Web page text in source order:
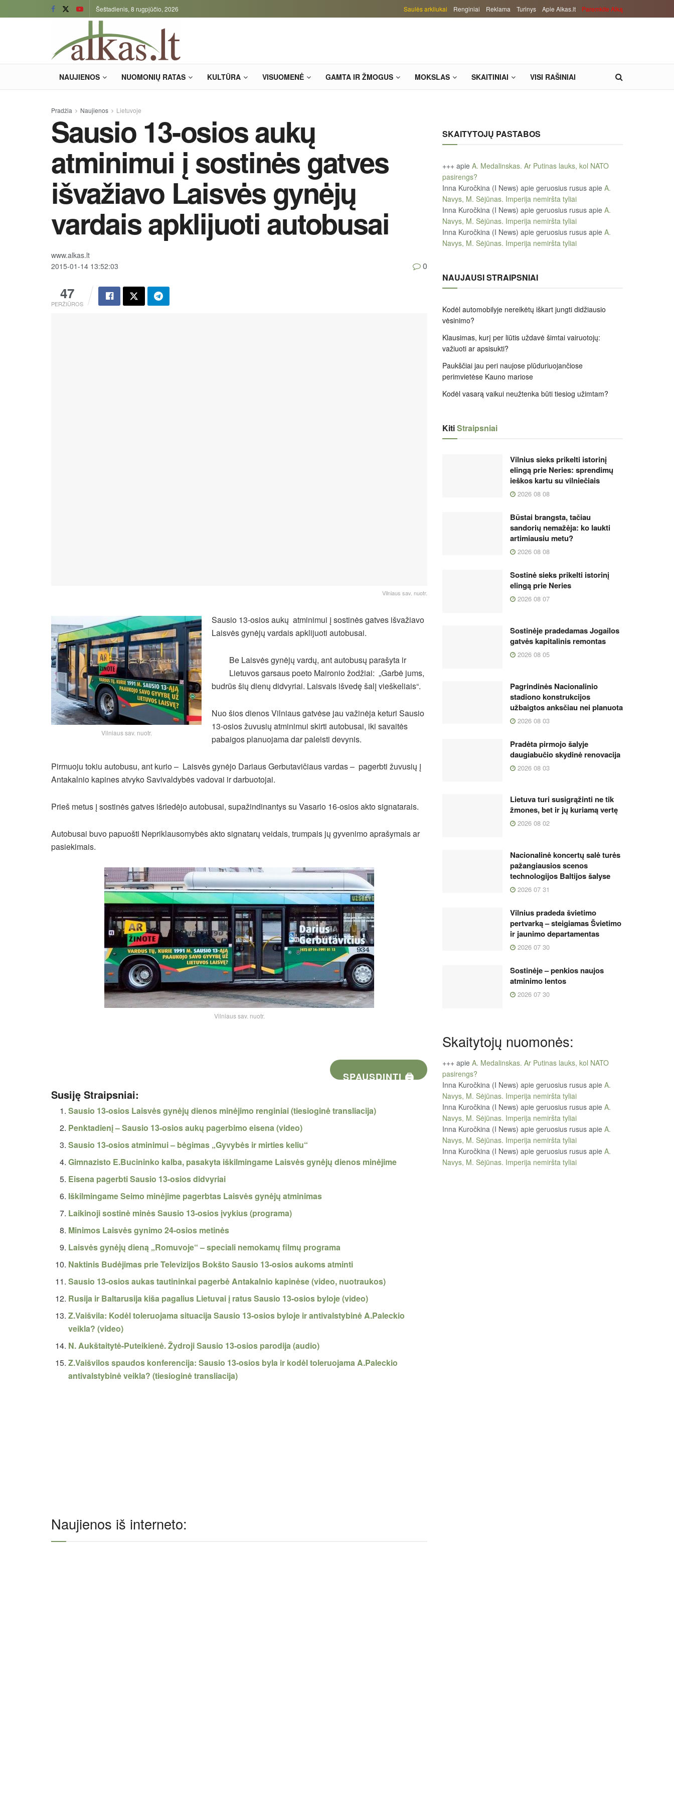
Šeštadienis, 8 rugpjūčio, 2026 Saulės arkliukai Renginiai Reklama Turinys Apie Alkas.lt Paremkite Alką
NAUJIENOS NUOMONIŲ RATAS KULTŪRA VISUOMENĖ GAMTA IR ŽMOGUS MOKSLAS SKAITINIAI VISI RAŠINIAI
Pradžia Naujienos Lietuvoje
Sausio 13-osios aukų
atminimui į sostinės gatves
išvažiavo Laisvės gynėjų
vardais apklijuoti autobusai
www.alkas.lt
2015-01-14 13:52:03
47
PERŽIŪROS
0
Vilniaus sav. nuotr.
Vilniaus sav. nuotr.
Sausio 13-osios aukų atminimui į sostinės gatves išvažiavo
Laisvės gynėjų vardais apklijuoti autobusai.
Be Laisvės gynėjų vardų, ant autobusų parašyta ir
Lietuvos garsaus poeto Maironio žodžiai: „Garbė jums,
budrūs šių dienų didvyriai. Laisvais išvedę šalį vieškeliais“.
Nuo šios dienos Vilniaus gatvėse jau važinėja keturi Sausio
13-osios žuvusių atminimui skirti autobusai, iki savaitės
pabaigos planuojama dar paleisti devynis.
Pirmuoju tokiu autobusu, ant kurio – Laisvės gynėjo Dariaus Gerbutavičiaus vardas – pagerbti žuvusių į
Antakalnio kapines atvyko Savivaldybės vadovai ir darbuotojai.
Prieš metus į sostinės gatves išriedėjo autobusai, supažindinantys su Vasario 16-osios akto signatarais.
Autobusai buvo papuošti Nepriklausomybės akto signatarų veidais, trumpais jų gyvenimo aprašymais ar
pasiekimais.
Vilniaus sav. nuotr.
SPAUSDINTI 🖨
Susiję Straipsniai:
Sausio 13-osios Laisvės gynėjų dienos minėjimo renginiai (tiesioginė transliacija)
Penktadienį – Sausio 13-osios aukų pagerbimo eisena (video)
Sausio 13-osios atminimui – bėgimas „Gyvybės ir mirties keliu“
Gimnazisto E.Bucininko kalba, pasakyta iškilmingame Laisvės gynėjų dienos minėjime
Eisena pagerbti Sausio 13-osios didvyriai
Iškilmingame Seimo minėjime pagerbtas Laisvės gynėjų atminimas
Laikinoji sostinė minės Sausio 13-osios įvykius (programa)
Minimos Laisvės gynimo 24-osios metinės
Laisvės gynėjų dieną „Romuvoje“ – speciali nemokamų filmų programa
Naktinis Budėjimas prie Televizijos Bokšto Sausio 13-osios aukoms atminti
Sausio 13-osios aukas tautininkai pagerbė Antakalnio kapinėse (video, nuotraukos)
Rusija ir Baltarusija kiša pagalius Lietuvai į ratus Sausio 13-osios byloje (video)
Z.Vaišvila: Kodėl toleruojama situacija Sausio 13-osios byloje ir antivalstybinė A.Paleckio
veikla? (video)
N. Aukštaitytė-Puteikienė. Žydroji Sausio 13-osios parodija (audio)
Z.Vaišvilos spaudos konferencija: Sausio 13-osios byla ir kodėl toleruojama A.Paleckio
antivalstybinė veikla? (tiesioginė transliacija)
Naujienos iš interneto:
SKAITYTOJŲ PASTABOS
+++ apie A. Medalinskas. Ar Putinas lauks, kol NATO
pasirengs?
Inna Kuročkina (I News) apie geruosius rusus apie A.
Navys, M. Sėjūnas. Imperija nemiršta tyliai
Inna Kuročkina (I News) apie geruosius rusus apie A.
Navys, M. Sėjūnas. Imperija nemiršta tyliai
Inna Kuročkina (I News) apie geruosius rusus apie A.
Navys, M. Sėjūnas. Imperija nemiršta tyliai
NAUJAUSI STRAIPSNIAI
Kodėl automobilyje nereikėtų iškart jungti didžiausio
vėsinimo?
Klausimas, kurį per liūtis uždavė šimtai vairuotojų:
važiuoti ar apsisukti?
Paukščiai jau peri naujose plūduriuojančiose
perimvietėse Kauno mariose
Kodėl vasarą vaikui neužtenka būti tiesiog užimtam?
KitiStraipsniai
Vilnius sieks prikelti istorinį
elingą prie Neries: sprendimų
ieškos kartu su vilniečiais
2026 08 08
Būstai brangsta, tačiau
sandorių nemažėja: ko laukti
artimiausiu metu?
2026 08 08
Sostinė sieks prikelti istorinį
elingą prie Neries
2026 08 07
Sostinėje pradedamas Jogailos
gatvės kapitalinis remontas
2026 08 05
Pagrindinės Nacionalinio
stadiono konstrukcijos
užbaigtos anksčiau nei planuota
2026 08 03
Pradėta pirmojo šalyje
daugiabučio skydinė renovacija
2026 08 03
Lietuva turi susigrąžinti ne tik
žmones, bet ir jų kuriamą vertę
2026 08 02
Nacionalinė koncertų salė turės
pažangiausios scenos
technologijos Baltijos šalyse
2026 07 31
Vilnius pradeda švietimo
pertvarką – steigiamas Švietimo
ir jaunimo departamentas
2026 07 30
Sostinėje – penkios naujos
atminimo lentos
2026 07 30
Skaitytojų nuomonės:
+++ apie A. Medalinskas. Ar Putinas lauks, kol NATO
pasirengs?
Inna Kuročkina (I News) apie geruosius rusus apie A.
Navys, M. Sėjūnas. Imperija nemiršta tyliai
Inna Kuročkina (I News) apie geruosius rusus apie A.
Navys, M. Sėjūnas. Imperija nemiršta tyliai
Inna Kuročkina (I News) apie geruosius rusus apie A.
Navys, M. Sėjūnas. Imperija nemiršta tyliai
Inna Kuročkina (I News) apie geruosius rusus apie A.
Navys, M. Sėjūnas. Imperija nemiršta tyliai